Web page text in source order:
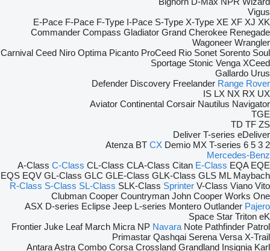
Vigus
E-Pace F-Pace F-Type I-Pace S-Type X-Type XE XF XJ XK
Commander Compass Gladiator Grand Cherokee Renegade
Wagoneer Wrangler
Carnival Ceed Niro Optima Picanto ProCeed Rio Sonet Sorento Soul
Sportage Stonic Venga XCeed
Gallardo Urus
Defender Discovery Freelander Range Rover
IS LX NX RX UX
Aviator Continental Corsair Nautilus Navigator
TGE
TD TF ZS
Deliver T-series eDeliver
2
3
5
6
Atenza BT CX Demio MX T-series
Mercedes-Benz
A-Class C-Class CL-Class CLA-Class Citan E-Class EQA EQE
EQS EQV GL-Class GLC GLE-Class GLK-Class GLS ML Maybach
R-Class S-Class SL-Class SLK-Class Sprinter V-Class Viano Vito
Clubman Cooper Countryman John Cooper Works One
ASX D-series Eclipse Jeep L-series Montero Outlander Pajero
Space Star Triton eK
Frontier Juke Leaf March Micra NP Navara Note Pathfinder Patrol
Primastar Qashqai Serena Versa X-Trail
AntaraAstra Combo Corsa Crossland Grandland Insignia Karl